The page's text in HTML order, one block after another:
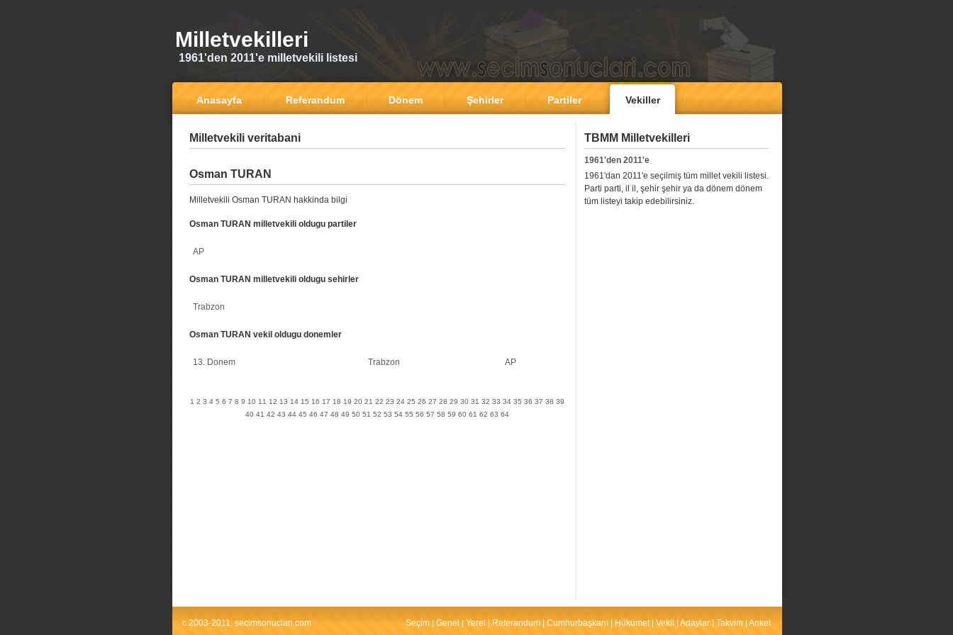
Milletvekilleri
1961'den 2011'e milletvekili listesi
Anasayfa Referandum Dönem Şehirler Partiler Vekiller
Milletvekili veritabani
Osman TURAN
Milletvekili Osman TURAN hakkinda bilgi
Osman TURAN milletvekili oldugu partiler
AP
Osman TURAN milletvekili oldugu sehirler
Trabzon
Osman TURAN vekil oldugu donemler
13. Donem Trabzon AP
1 2 3 4 5 6 7 8 9 10 11 12 13 14 15 16 17 18 19 20 21 22 23 24 25 26 27 28 29 30 31 32 33 34 35 36 37 38 39
40 41 42 43 44 45 46 47 48 49 50 51 52 53 54 55 56 57 58 59 60 61 62 63 64
TBMM Milletvekilleri
1961'den 2011'e
1961'dan 2011'e seçilmiş tüm millet vekili listesi.
Parti parti, il il, şehir şehir ya da dönem dönem
tüm listeyi takip edebilirsiniz.
c 2003-2011. secimsonuclari.com Seçim Genel Yerel Referandum Cumhurbaşkanı Hükümet| Vekil Adaylar Takvim Anket